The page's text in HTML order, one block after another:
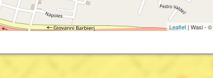
Leaflet | Wasi - ©